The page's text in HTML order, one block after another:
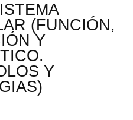
(FUNCIÓN,
Y
Y